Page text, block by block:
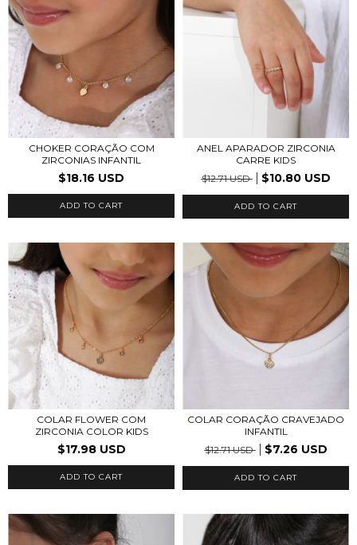
CHOKER CORAÇÃO COM
ZIRCONIAS INFANTIL
$18.16 USD
ADD TO CART
ANEL APARADOR ZIRCONIA
CARRE KIDS
$12.71 USD
$10.80 USD
ADD TO CART
COLAR FLOWER COM
ZIRCONIA COLOR KIDS
$17.98 USD
COLAR CORAÇÃO CRAVEJADO
INFANTIL
$12.71 USD
$7.26 USD
ADD TO CART